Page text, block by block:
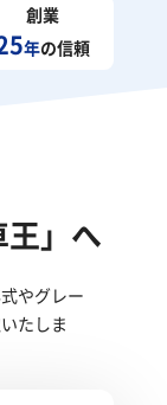
創業
年の信頼
」へ
やグレー
たしま